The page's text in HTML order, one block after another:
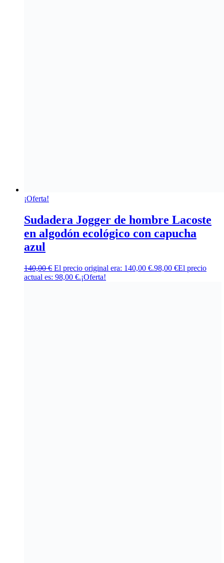
¡Oferta!
Sudadera Jogger de hombre Lacoste
en algodón ecológico con capucha
azul
140,00€ El precio original era: 140,00 €.98,00 €El precio
actual es: 98,00 €.¡Oferta!